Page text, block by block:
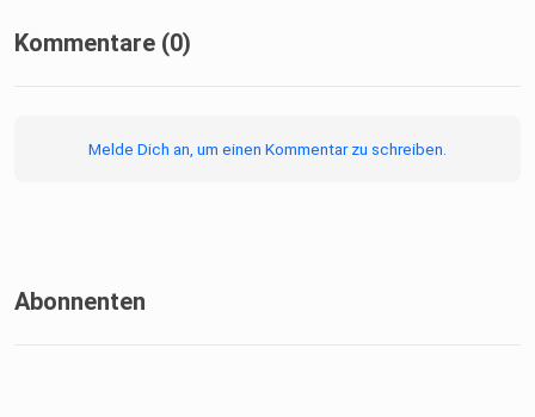
Kommentare (0)
Melde Dich an, um einen Kommentar zu schreiben.
Abonnenten